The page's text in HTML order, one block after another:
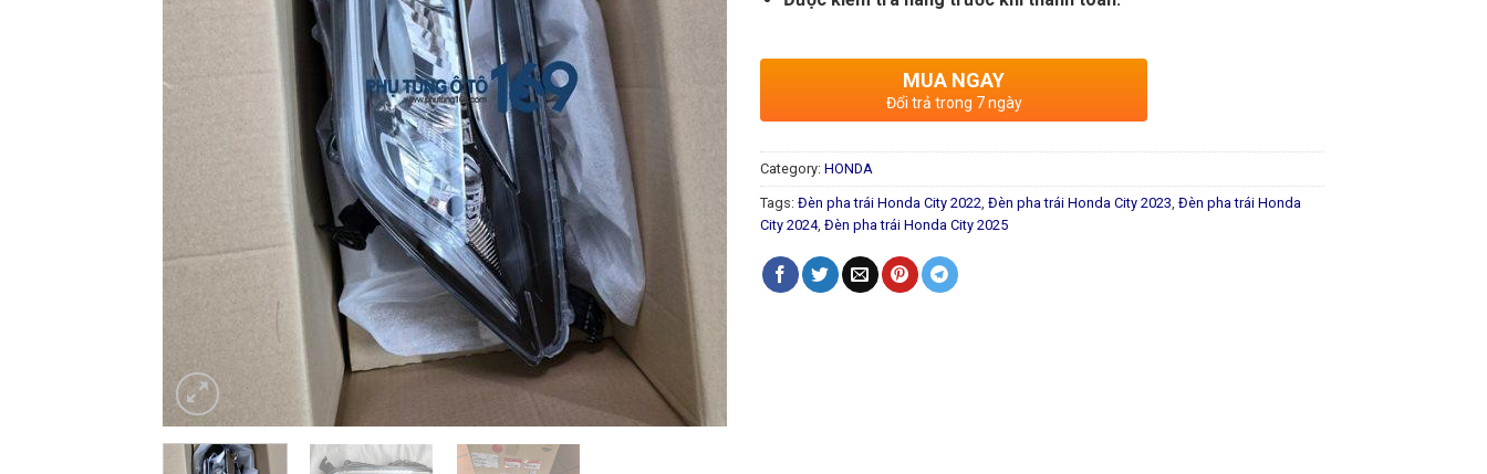
MUA NGAY
Đổi trả trong 7 ngày
Category: HONDA
Tags: Đèn pha trái Honda City 2022, Đèn pha trái Honda City 2023, Đèn pha trái Honda
City 2024, Đèn pha trái Honda City 2025